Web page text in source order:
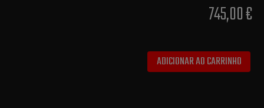
745,00 €
ADICIONAR AO CARRINHO